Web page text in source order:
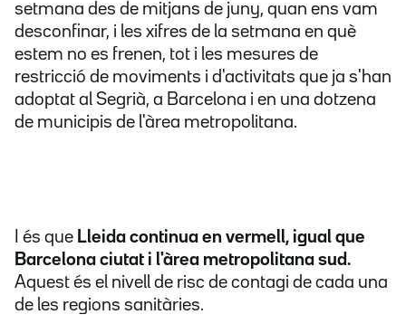
setmana des de mitjans de juny, quan ens vam
desconfinar, i les xifres de la setmana en què
estem no es frenen, tot i les mesures de
restricció de moviments i d'activitats que ja s'han
adoptat al Segrià, a Barcelona i en una dotzena
de municipis de l'àrea metropolitana.
I és que Lleida continua en vermell, igual que
Barcelona ciutat i l'àrea metropolitana sud.
Aquest és el nivell de risc de contagi de cada una
de les regions sanitàries.